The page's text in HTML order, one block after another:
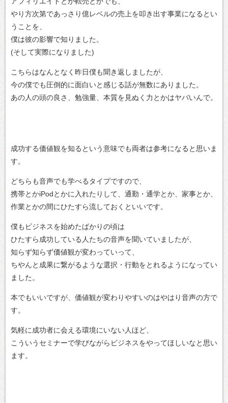
やり方次第であっさり億レベルの売上を叩き出す事業になるとい
うことを、
僕は彼の影響で知りました。
(そして実際になりました)
こちらはなんとなく昨日僕も聞き返しましたが、
今の僕でも圧倒的に面白いと感じる話が無数にありました。
あの人の頭の良さ、勉強量、本質を見ぬく力とかはヤバいんで。
成功する価値観を知るという意味でも両者は参考になると思いま
す。
どちらも音声でも学べるタイプですので、
携帯とかiPodとかに入れたりして、通勤・通学とか、家事とか、
作業とかの間にひたすら流しておくといいです。
僕もビジネスを始めたばかりの頃は
ひたすら成功している人たちの音声を聞いていましたが、
知らず知らず価値観が変わっていって、
ちやんと成果に繋がるような選択・行動をとれるようになってい
ました。
本でもいいですが、価値観が変わりやすいのはやはり音声の方で
す。
気軽に成功者に会える環境にいない人ほど、
こういうセミナーで学びながらビジネスをやってほしいなと思い
ます。